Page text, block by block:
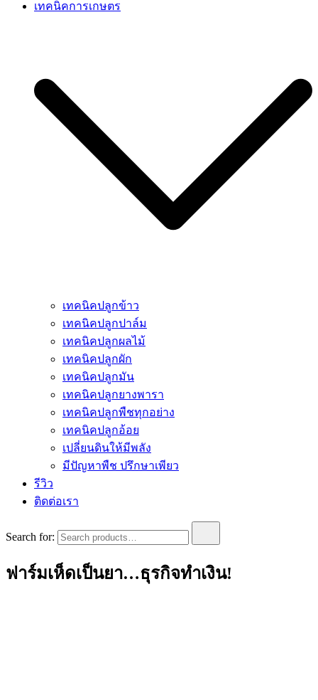
เทคนิคการเกษตร
เทคนิคปลูกข้าว
เทคนิคปลูกปาล์ม
เทคนิคปลูกผลไม้
เทคนิคปลูกผัก
เทคนิคปลูกมัน
เทคนิคปลูกยางพารา
เทคนิคปลูกพืชทุกอย่าง
เทคนิคปลูกอ้อย
เปลี่ยนดินให้มีพลัง
มีปัญหาพืช ปรึกษาเพียว
รีวิว
ติดต่อเรา
Search for:
ฟาร์มเห็ดเป็นยา…ธุรกิจทำเงิน!